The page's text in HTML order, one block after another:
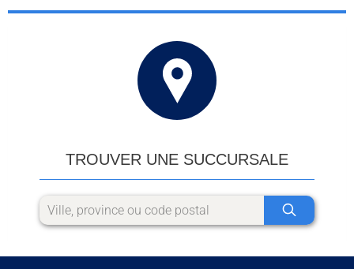
TROUVER UNE SUCCURSALE